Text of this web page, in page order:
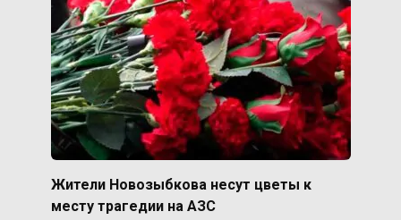
Жители Новозыбкова несут цветы к
месту трагедии на АЗС